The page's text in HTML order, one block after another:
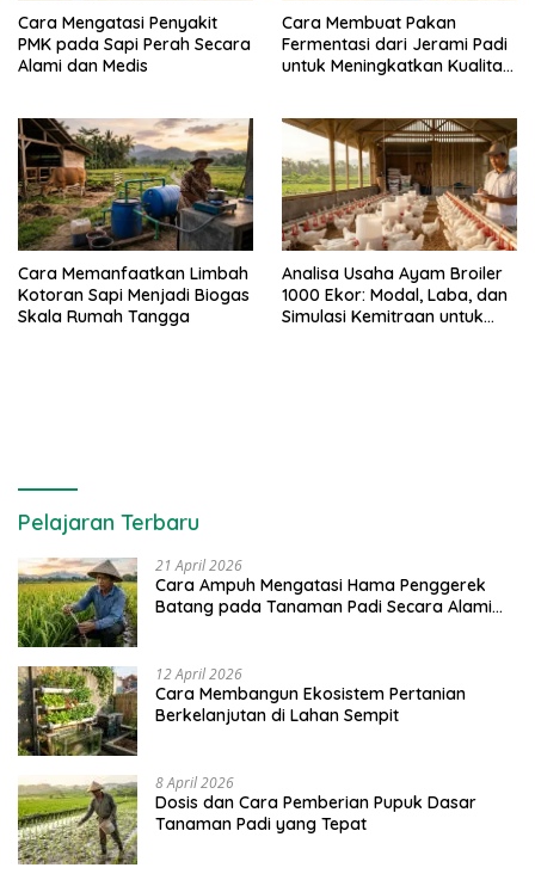
Cara Mengatasi Penyakit
PMK pada Sapi Perah Secara
Alami dan Medis
Cara Membuat Pakan
Fermentasi dari Jerami Padi
untuk Meningkatkan Kualitas
Cara Memanfaatkan Limbah
Kotoran Sapi Menjadi Biogas
Skala Rumah Tangga
Analisa Usaha Ayam Broiler
1000 Ekor: Modal, Laba, dan
Simulasi Kemitraan untuk
Pelajaran Terbaru
21 April 2026
Cara Ampuh Mengatasi Hama Penggerek
Batang pada Tanaman Padi Secara Alami
12 April 2026
Cara Membangun Ekosistem Pertanian
Berkelanjutan di Lahan Sempit
8 April 2026
Dosis dan Cara Pemberian Pupuk Dasar
Tanaman Padi yang Tepat